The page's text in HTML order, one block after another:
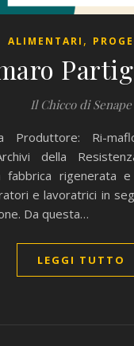
ALIMENTARI ,
Il Chicco di Senape
della
fabbrica rigenerata
e lavoratrici in
Da questa…
LEGGI TUTTO